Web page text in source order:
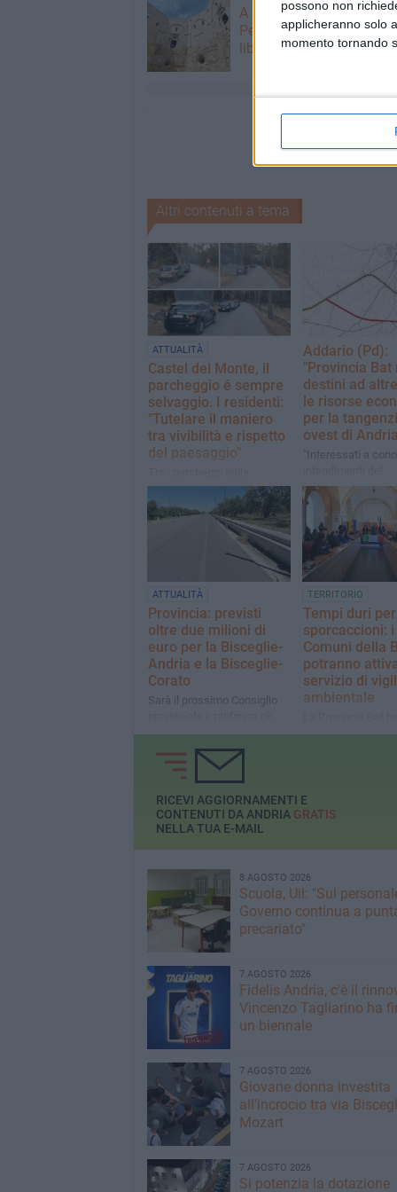
possono non
applicheranno solo
momento tornando
A Castel del Monte,
Petrocchi presenta il
libro "Romanzo privato"
Altri contenuti a tema
ATTUALITÀ
Castel del Monte, il
parcheggio é sempre
selvaggio. I residenti:
"Tutelare il maniero
tra vivibilità e rispetto
del paesaggio"
provinciale e le sfide per la
gestione serale del sito
UNESCO nell'appello della
comunità della zona
Addario (Pd):
"Provincia Bat
destini ad
le risorse
per la
ovest di
"Interessati a
centrodestra
particolare dell’on.
ATTUALITÀ
Provincia: previsti
oltre due milioni di
euro per la Bisceglie-
Andria e la Bisceglie-
Corato
Sarà il prossimo Consiglio
interventi stabiliti
TERRITORIO
Tempi duri
sporcaccioni: i
Comuni della
potranno
servizio di
ambientale
La Provincia Bat
tutti i Comuni il
RICEVI AGGIORNAMENTI E
CONTENUTI DA ANDRIA GRATIS
NELLA TUA E-MAIL
8 AGOSTO 2026
Scuola, Uil: "Sul
Governo continua a
precariato"
7 AGOSTO 2026
Fidelis Andria, c'è il
Vincenzo Tagliarino ha
un biennale
7 AGOSTO 2026
Giovane donna investita
all'incrocio tra via
Mozart
7 AGOSTO 2026
Si potenzia la dotazione